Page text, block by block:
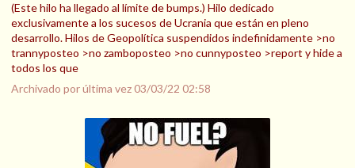
(Este hilo ha llegado al límite de bumps.) Hilo dedicado
exclusivamente a los sucesos de Ucrania que están en pleno
desarrollo. Hilos de Geopolítica suspendidos indefinidamente >no
trannyposteo >no zamboposteo >no cunnyposteo >report y hide a
todos los que
Archivado por última vez03/03/22 02:58